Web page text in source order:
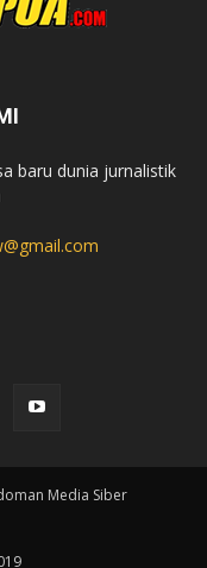
baru dunia jurnalistik
Media Siber